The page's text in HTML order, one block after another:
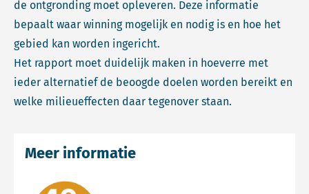
de ontgronding moet opleveren. Deze informatie
bepaalt waar winning mogelijk en nodig is en hoe het
gebied kan worden ingericht.
Het rapport moet duidelijk maken in hoeverre met
ieder alternatief de beoogde doelen worden bereikt en
welke milieueffecten daar tegenover staan.
Meer informatie